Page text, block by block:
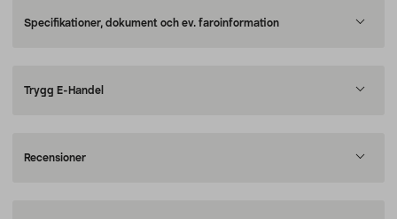
Specifikationer, dokument och ev. faroinformation
Trygg E-Handel
Recensioner